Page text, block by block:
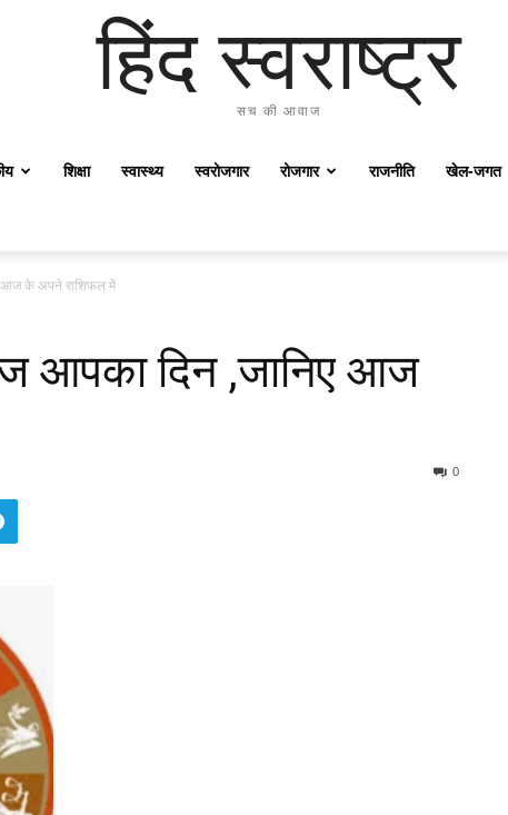
हिंद स्वराष्ट्र
सच की आवाज
शिक्षा स्वास्थ्य स्वरोजगार रोजगार राजनीति खेल-जगत
आज के अपने राशिफल में
आपका दिन ,जानिए आज
0